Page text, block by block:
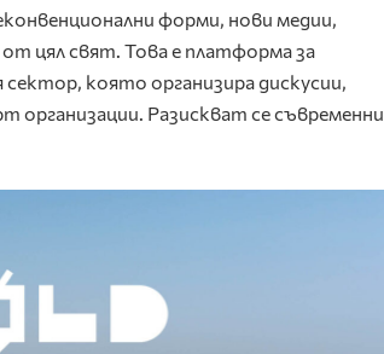
форми, нови медии,
цял свят. Това е платформа за
която организира дискусии,
организации. Разискват се съвременни